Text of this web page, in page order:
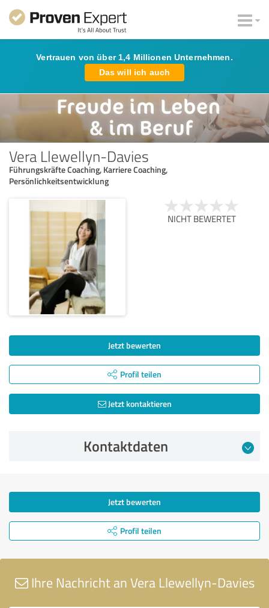
Vertrauen von über 1,4 Millionen Unternehmen.
Das will ich auch
Vera Llewellyn-Davies
Führungskräfte Coaching, Karriere Coaching,
Persönlichkeitsentwicklung
NICHT BEWERTET
Jetzt bewerten
Profil teilen
Jetzt kontaktieren
Kontaktdaten
Jetzt bewerten
Profil teilen
Ihre Nachricht an Vera Llewellyn-Davies